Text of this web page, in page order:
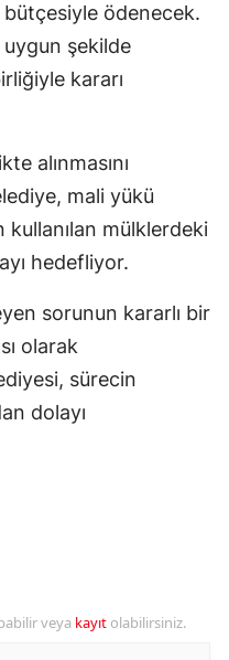
ödenecek.
uygun şekilde
kararı
alınmasını
mali yükü
mülklerdeki
hedefliyor.
sorunun kararlı bir
olarak
sürecin
dolayı
veya kayıt olabilirsiniz.